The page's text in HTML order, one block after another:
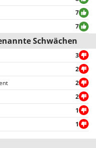
der Auswahl von
7
7
Schwächen
3
2
2
2
1
1